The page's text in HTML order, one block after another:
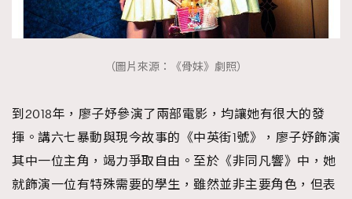
（圖片來源：《骨妹》劇照）
到2018年，廖子妤參演了兩部電影，均讓她有很大的發
揮。講六七暴動與現今故事的《中英街1號》，廖子妤飾演
其中一位主角，竭力爭取自由。至於《非同凡響》中，她
就飾演一位有特殊需要的學生，雖然並非主要角色，但表